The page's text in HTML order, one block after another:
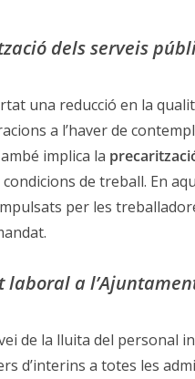
dels serveis
una reducció en la
a l’haver de
implica la
de treball. En
per les
laboral a
de la lluita del personal
d’interins a totes les